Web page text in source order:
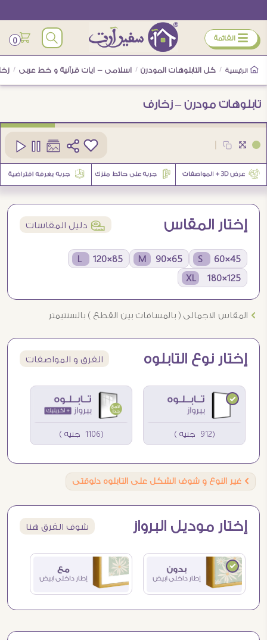
ÿ القائمة 0
الرئيسية / كل التابلوهات المودرن / اسلامى - ايات قرآنية و خط عربى /
تابلوهات مودرن – زخارف
إختار المقاس í دليل المقاسات
45×60 S
65×90 M
85×120 L
125×180 XL
Ö المقاس الاجمالى ( بالمسافات بين القطع ) بالسنتيمتر
إختار نوع التابلوه الفرق و المواصفات
(912 جنيه ) (1106 جنيه )
Ö غير النوع و شوف الشكل على التابلوه دلوقتى
إختار موديل البرواز شوف الفرق هنا